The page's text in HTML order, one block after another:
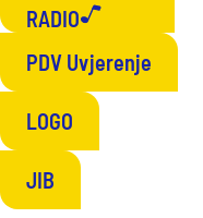
RADIO
PDV Uvjerenje
LOGO
JIB